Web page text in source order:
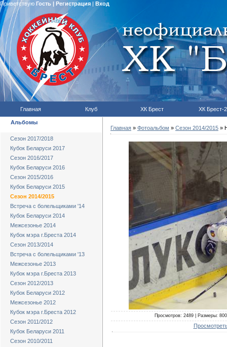
Приветствую Гость | Регистрация| Вход
Главная Клуб ХК Брест ХК Брест-2
Альбомы
Сезон 2017/2018
Кубок Беларуси 2017
Сезон 2016/2017
Кубок Беларуси 2016
Сезон 2015/2016
Кубок Беларуси 2015
Сезон 2014/2015
Встреча с болельщиками '14
Кубок Беларуси 2014
Межсезонье 2014
Кубок мэра г.Бреста 2014
Сезон 2013/2014
Встреча с болельщиками '13
Межсезонье 2013
Кубок мэра г.Бреста 2013
Сезон 2012/2013
Кубок Беларуси 2012
Межсезонье 2012
Кубок мэра г.Бреста 2012
Сезон 2011/2012
Кубок Беларуси 2011
Сезон 2010/2011
Главная » Фотоальбом » Сезон 2014/2015 »
Просмотров: 2489 | Размеры: